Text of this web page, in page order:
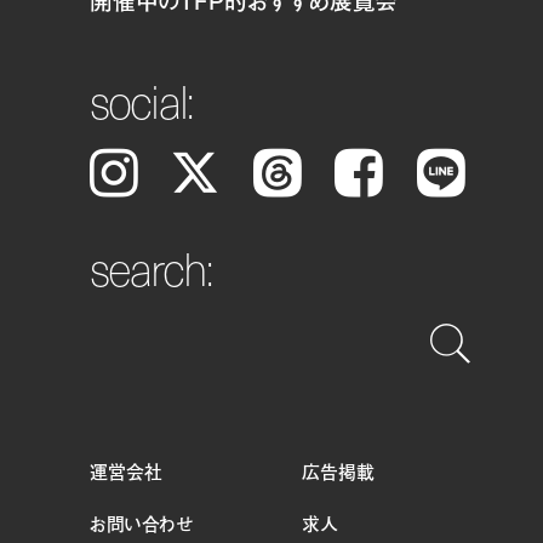
social:
Instagram 𝕏 Threads Facebook LINE
search:
運営会社
広告掲載
お問い合わせ
求人